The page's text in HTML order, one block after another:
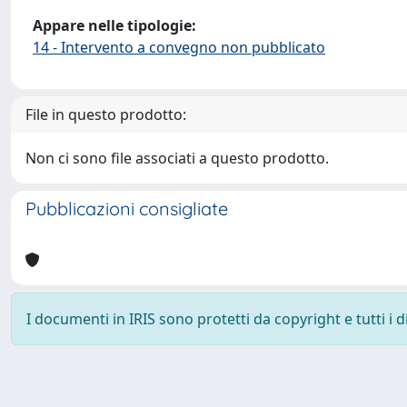
Appare nelle tipologie:
14 - Intervento a convegno non pubblicato
File in questo prodotto:
Non ci sono file associati a questo prodotto.
Pubblicazioni consigliate
I documenti in IRIS sono protetti da copyright e tutti i